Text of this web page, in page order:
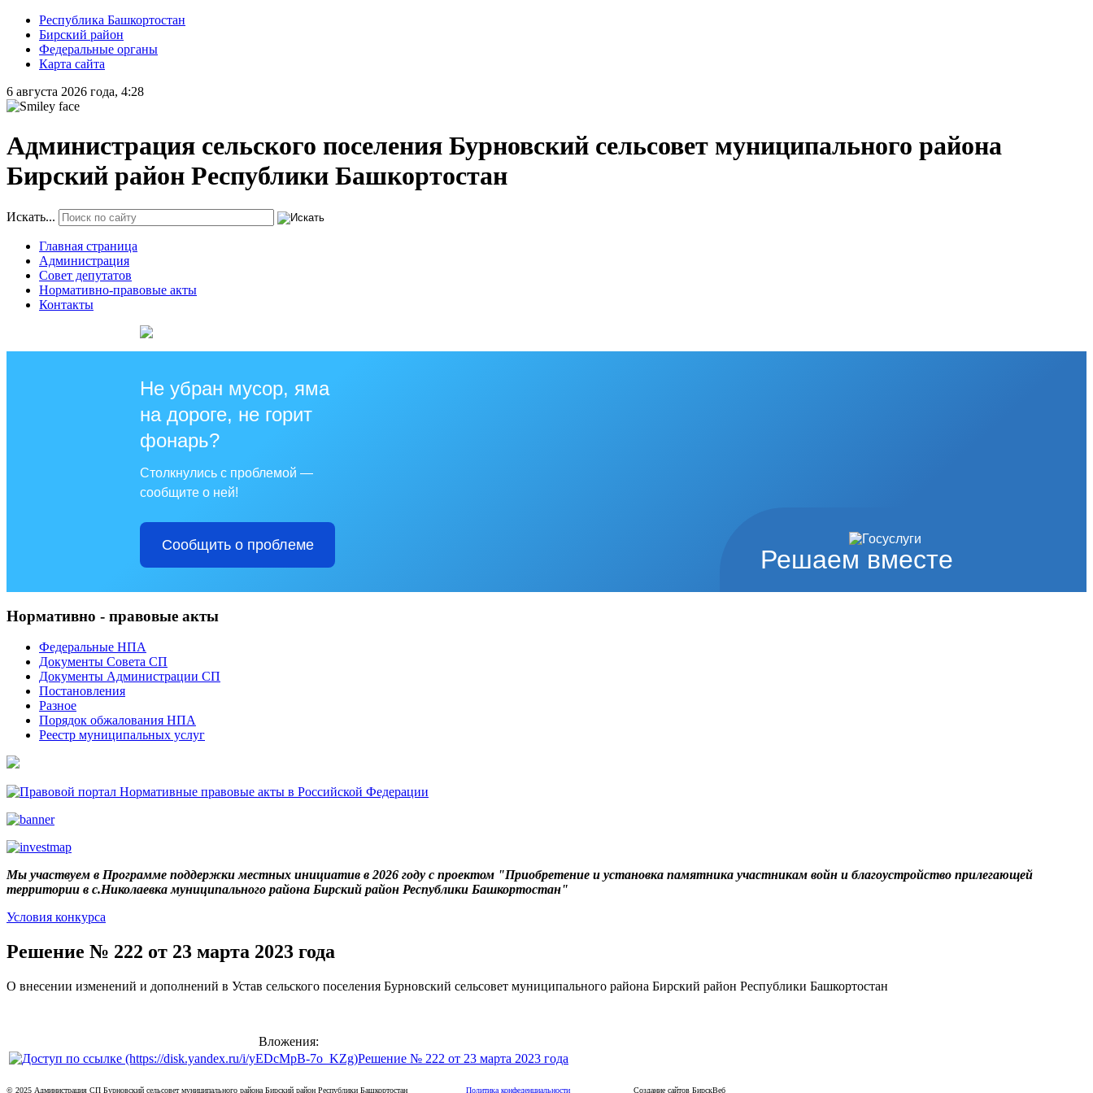
Республика Башкортостан
Бирский район
Федеральные органы
Карта сайта
6 августа 2026 года, 4:28
Администрация сельского поселения Бурновский сельсовет муниципального района
Бирский район Республики Башкортостан
Искать...
Главная страница
Администрация
Совет депутатов
Нормативно-правовые акты
Контакты
Решаем вместе
Не убран мусор, яма
на дороге, не горит
фонарь?
Столкнулись с проблемой —
сообщите о ней!
Сообщить о проблеме
Нормативно - правовые акты
Федеральные НПА
Документы Совета СП
Документы Администрации СП
Постановления
Разное
Порядок обжалования НПА
Реестр муниципальных услуг
Мы участвуем в Программе поддержки местных инициатив в 2026 году с проектом "Приобретение и установка памятника участникам войн и благоустройство прилегающей
территории в с.Николаевка муниципального района Бирский район Республики Башкортостан"
Условия конкурса
Решение № 222 от 23 марта 2023 года
О внесении изменений и дополнений в Устав сельского поселения Бурновский сельсовет муниципального района Бирский район Республики Башкортостан
Вложения:
Решение № 222 от 23 марта 2023 года
© 2025 Администрация СП Бурновский сельсовет муниципального района Бирский район Республики Башкортостан Политика конфеденциальности Создание сайтов БирскВеб